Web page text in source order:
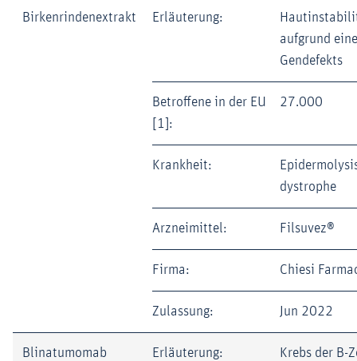
Birkenrindenextrakt Erläuterung:
aufgrund
Gendefekts
Betroffene in der EU
[1]:
27.000
Krankheit:
dystrophe
Arzneimittel: Filsuvez®
Firma: Chiesi
Zulassung: Jun 2022
Blinatumomab Erläuterung:
Krebs der B-